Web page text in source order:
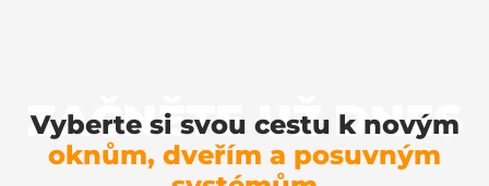
ZAČNĚTE UŽ DNES
Vyberte si svou cestu k novým
oknům, dveřím a posuvným